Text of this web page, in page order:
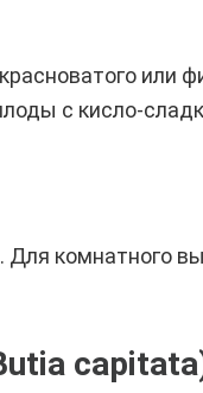
или
с кисло-
Для комнатного